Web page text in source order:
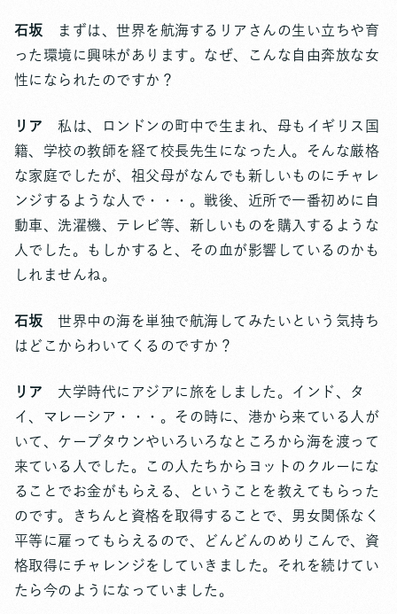
石坂
まずは、世界を航海するリアさんの生い立ちや育
った環境に興味があります。なぜ、こんな自由奔放な女
性になられたのですか？
リア
私は、ロンドンの町中で生まれ、母もイギリス国
籍、学校の教師を経て校長先生になった人。そんな厳格
な家庭でしたが、祖父母がなんでも新しいものにチャレ
ンジするような人で・・・。戦後、近所で一番初めに自
動車、洗濯機、テレビ等、新しいものを購入するような
人でした。もしかすると、その血が影響しているのかも
しれませんね。
石坂世界中の海を単独で航海してみたいという気持ち
はどこからわいてくるのですか？
リア
大学時代にアジアに旅をしました。インド、タ
イ、マレーシア・・・。その時に、港から来ている人が
いて、ケープタウンやいろいろなところから海を渡って
来ている人でした。この人たちからヨットのクルーにな
ることでお金がもらえる、ということを教えてもらった
のです。きちんと資格を取得することで、男女関係なく
平等に雇ってもらえるので、どんどんのめりこんで、資
格取得にチャレンジをしていきました。それを続けてい
たら今のようになっていました。